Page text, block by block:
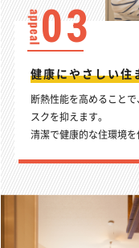
03
健康にやさしい住
断熱性能を高めること
スクを抑えます。
清潔で健康的な住環境を